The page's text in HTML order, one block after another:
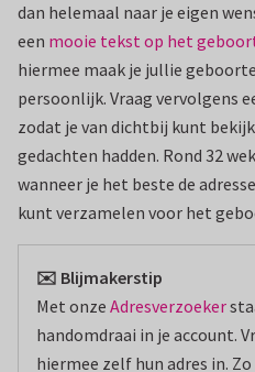
dan helemaal naar je eigen
een mooie tekst op het
hiermee maak je jullie
persoonlijk. Vraag vervolgens
zodat je van dichtbij kunt
gedachten hadden. Rond 32
wanneer je het beste de
kunt verzamelen voor het
✉️ Blijmakerstip
Met onze Adresverzoeker
handomdraai in je account.
hiermee zelf hun adres in.